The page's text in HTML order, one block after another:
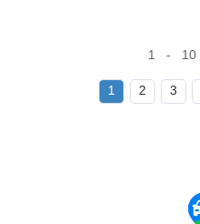
1 - 10
1 2 3